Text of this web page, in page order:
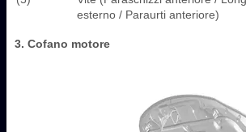
esterno / Paraurti anteriore)
3. Cofano motore